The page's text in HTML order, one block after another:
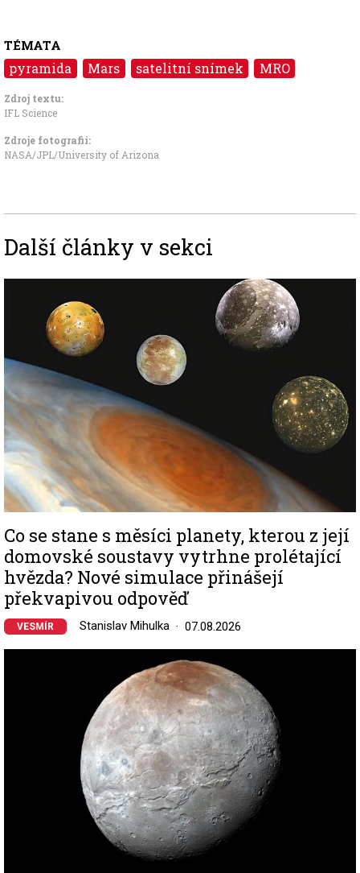
TÉMATA
pyramida Mars satelitní snímek MRO
Zdroj textu:
IFL Science
Zdroje fotografii:
NASA/JPL/University of Arizona
Další články v sekci
Co se stane s měsíci planety, kterou z její
domovské soustavy vytrhne prolétající
hvězda? Nové simulace přinášejí
překvapivou odpověď
VESMÍR Stanislav Mihulka 07.08.2026